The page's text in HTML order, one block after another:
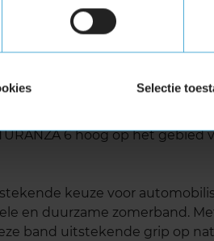
Selectie
de Bridgestone TURANZA 6
de materialen zijn
in een stillere rit, wat
testresultaten van
6 hoog op het gebied
keuze voor
en duurzame zomerband.
band uitstekende grip op